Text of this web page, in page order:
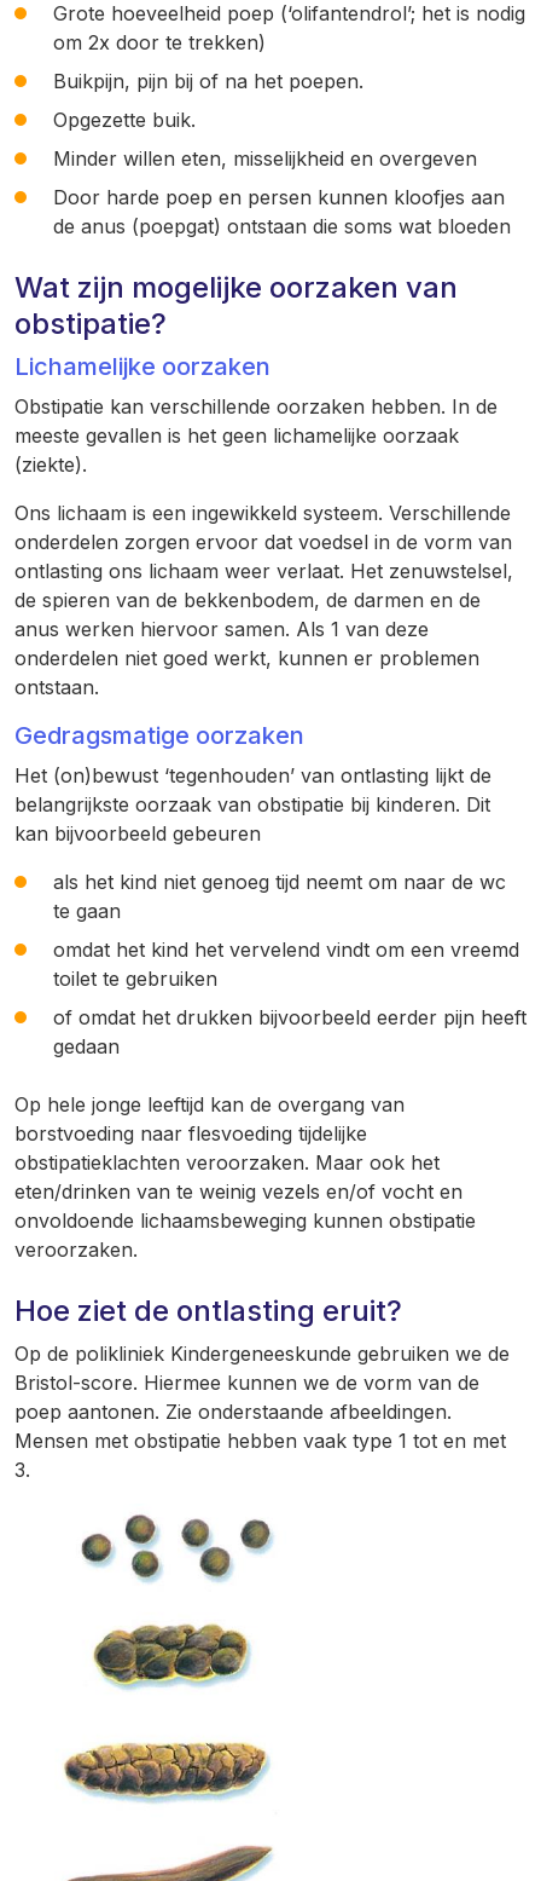
Grote hoeveelheid poep (‘olifantendrol’; het is nodig
om 2x door te trekken)
Buikpijn, pijn bij of na het poepen.
Opgezette buik.
Minder willen eten, misselijkheid en overgeven
Door harde poep en persen kunnen kloofjes aan
de anus (poepgat) ontstaan die soms wat bloeden
Wat zijn mogelijke oorzaken van
obstipatie?
Lichamelijke oorzaken
Obstipatie kan verschillende oorzaken hebben. In de
meeste gevallen is het geen lichamelijke oorzaak
(ziekte).
Ons lichaam is een ingewikkeld systeem. Verschillende
onderdelen zorgen ervoor dat voedsel in de vorm van
ontlasting ons lichaam weer verlaat. Het zenuwstelsel,
de spieren van de bekkenbodem, de darmen en de
anus werken hiervoor samen. Als 1 van deze
onderdelen niet goed werkt, kunnen er problemen
ontstaan.
Gedragsmatige oorzaken
Het (on)bewust ‘tegenhouden’ van ontlasting lijkt de
belangrijkste oorzaak van obstipatie bij kinderen. Dit
kan bijvoorbeeld gebeuren
als het kind niet genoeg tijd neemt om naar de wc
te gaan
omdat het kind het vervelend vindt om een vreemd
toilet te gebruiken
of omdat het drukken bijvoorbeeld eerder pijn heeft
gedaan
Op hele jonge leeftijd kan de overgang van
borstvoeding naar flesvoeding tijdelijke
obstipatieklachten veroorzaken. Maar ook het
eten/drinken van te weinig vezels en/of vocht en
onvoldoende lichaamsbeweging kunnen obstipatie
veroorzaken.
Hoe ziet de ontlasting eruit?
Op de polikliniek Kindergeneeskunde gebruiken we de
Bristol-score. Hiermee kunnen we de vorm van de
poep aantonen. Zie onderstaande afbeeldingen.
Mensen met obstipatie hebben vaak type 1 tot en met
3.